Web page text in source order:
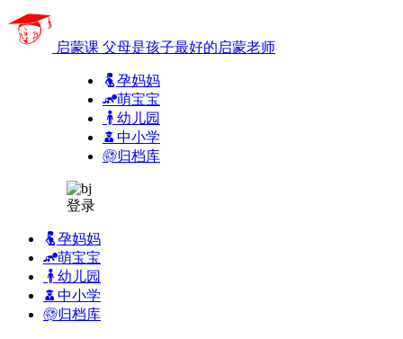
启蒙课 父母是孩子最好的启蒙老师
孕妈妈
萌宝宝
幼儿园
中小学
归档库
登录
孕妈妈
萌宝宝
幼儿园
中小学
归档库